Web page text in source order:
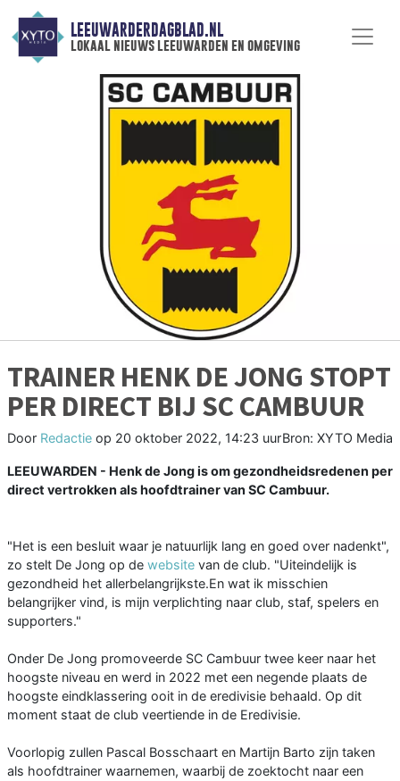
LEEUWARDERDAGBLAD.NL
lokaal nieuws leeuwarden en omgeving
TRAINER HENK DE JONG STOPT
PER DIRECT BIJ SC CAMBUUR
Door Redactie op 20 oktober 2022, 14:23 uurBron: XYTO Media
LEEUWARDEN - Henk de Jong is om gezondheidsredenen per
direct vertrokken als hoofdtrainer van SC Cambuur.
"Het is een besluit waar je natuurlijk lang en goed over nadenkt",
zo stelt De Jong op de website van de club. "Uiteindelijk is
gezondheid het allerbelangrijkste.En wat ik misschien
belangrijker vind, is mijn verplichting naar club, staf, spelers en
supporters."
Onder De Jong promoveerde SC Cambuur twee keer naar het
hoogste niveau en werd in 2022 met een negende plaats de
hoogste eindklassering ooit in de eredivisie behaald. Op dit
moment staat de club veertiende in de Eredivisie.
Voorlopig zullen Pascal Bosschaart en Martijn Barto zijn taken
als hoofdtrainer waarnemen, waarbij de zoektocht naar een